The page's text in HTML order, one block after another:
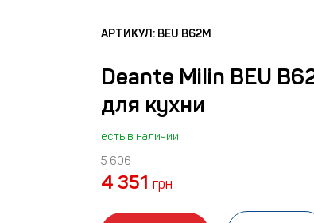
АРТИКУЛ: BEU B62M
Deante Milin BEU
для кухни
есть в наличии
5 606
4 351 грн